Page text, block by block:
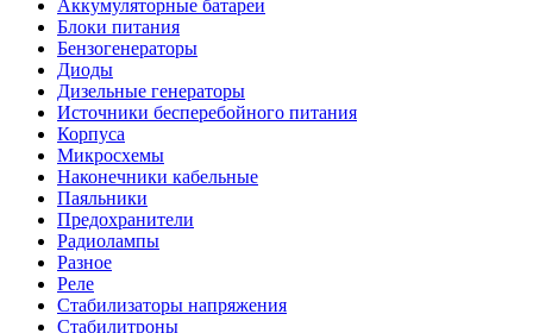
Аккумуляторные батареи
Блоки питания
Бензогенераторы
Диоды
Дизельные генераторы
Источники бесперебойного питания
Корпуса
Микросхемы
Наконечники кабельные
Паяльники
Предохранители
Радиолампы
Разное
Реле
Стабилизаторы напряжения
Стабилитроны